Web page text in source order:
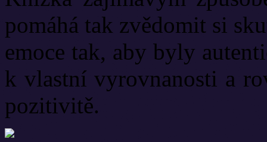
pomáhá tak zvědomit si
emoce tak, aby byly
k vlastní vyrovnanosti a
pozitivitě.